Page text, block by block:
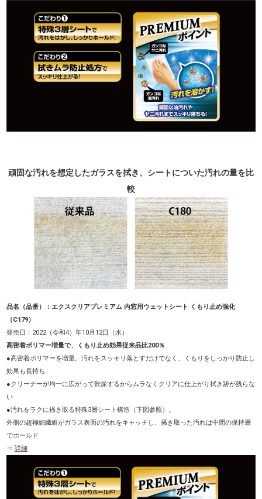
頑固な汚れを想定したガラスを拭き、シートについた汚れの量を比
較
品名（品番）：エクスクリアプレミアム 内窓用ウェットシート くもり止め強化
（C179）
発売日：2022（令和4）年10月12日（水）
高密着ポリマー増量で、くもり止め効果従来品比200％
●高密着ポリマーを増量。汚れをスッキリ落とすだけでなく、くもりをしっかり防止し
効果も長持ち
●クリーナーが均一に広がって乾燥するからムラなくクリアに仕上がり拭き跡が残らな
い
●汚れをラクに掻き取る特殊3層シート構造（下図参照）。
外側の超極細繊維がガラス表面の汚れをキャッチし、掻き取った汚れは中間の保持層
でホールド
⇒詳細